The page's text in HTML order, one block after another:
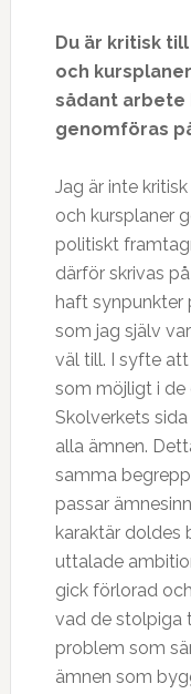
Du är kritisk
och
sådant arbete
genomföras
Jag är inte
och kursplaner
politiskt
därför skrivas
haft synpunkter
som jag själv
väl till. I syfte
som möjligt i de
Skolverkets
alla ämnen.
samma
passar
karaktär doldes
uttalade
gick förlorad
vad de stolpiga
problem som
ämnen som